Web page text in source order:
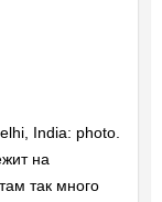
India: photo.
на
так много